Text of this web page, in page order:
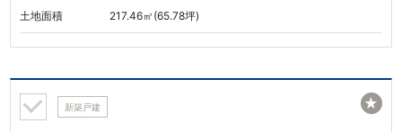
土地面積 217.46㎡(65.78坪)
新築戸建 ★